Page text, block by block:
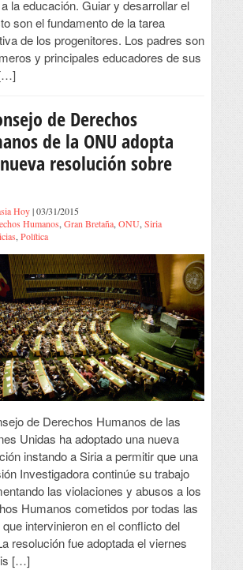
la educación. Guiar y desarrollar el
son el fundamento de la tarea
de los progenitores. Los padres son
y principales educadores de sus
de Derechos
de la ONU adopta
resolución sobre
Hoy| 03/31/2015
Humanos,Gran Bretaña,ONU,Siria
,Política
de Derechos Humanos de las
Unidas ha adoptado una nueva
instando a Siria a permitir que una
Investigadora continúe su trabajo
las violaciones y abusos a los
Humanos cometidos por todas las
intervinieron en el conflicto del
resolución fue adoptada el viernes
[…]